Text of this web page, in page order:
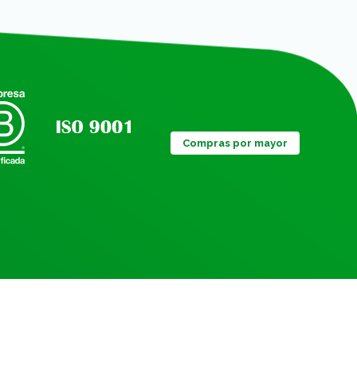
Compras por mayor